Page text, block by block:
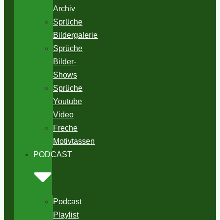
Archiv
Sprüche
Bildergalerie
Sprüche
Bilder-
Shows
Sprüche
Youtube
Video
Freche
Motivtassen
PODCAST
Podcast
Playlist